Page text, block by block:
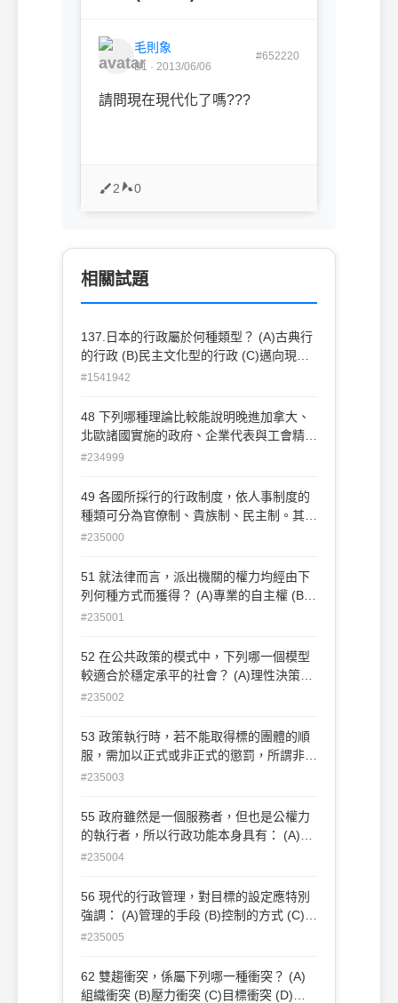
毛則象
B1 · 2013/06/06
#652220
請問現在現代化了嗎???
2 0
相關試題
137.日本的行政屬於何種類型？ (A)古典行
的行政 (B)民主文化型的行政 (C)邁向現代
化的行政 (D)貴族型行政
#1541942
48 下列哪種理論比較能說明晚進加拿大、
北歐諸國實施的政府、企業代表與工會精英
的聯合共治？ (A)統合主義 (B)馬克思主義
#234999
49 各國所採行的行政制度，依人事制度的
種類可分為官僚制、貴族制、民主制。其中
民主制可以何國作代表？ (A)英國 (B)美國
#235000
51 就法律而言，派出機關的權力均經由下
列何種方式而獲得？ (A)專業的自主權 (B)
法律的自治權 (C)中樞機構的授與 (D)本機
#235001
52 在公共政策的模式中，下列哪一個模型
較適合於穩定承平的社會？ (A)理性決策模
式 (B)漸進決策模式 (C)綜合決策模式 (D)
#235002
53 政策執行時，若不能取得標的團體的順
服，需加以正式或非正式的懲罰，所謂非正
式的懲罰有二，一為社會的非難，另一則
(D)行政機關的督導
#235003
55 政府雖然是一個服務者，但也是公權力
的執行者，所以行政功能本身具有： (A)指
導性 (B)監督性 (C)控制性 (D)領導性
#235004
56 現代的行政管理，對目標的設定應特別
強調： (A)管理的手段 (B)控制的方式 (C)員
工的參與 (D)領導的要件
#235005
62 雙趨衝突，係屬下列哪一種衝突？ (A)
組織衝突 (B)壓力衝突 (C)目標衝突 (D)個